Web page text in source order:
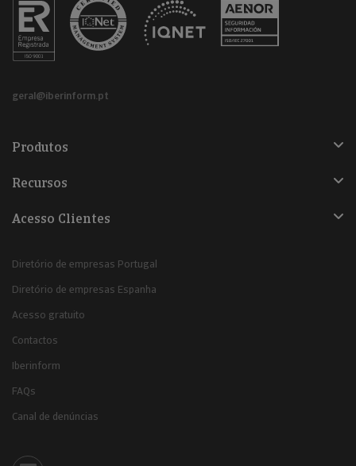
geral@iberinform.pt
Produtos
Recursos
Acesso Clientes
Diretório de empresas Portugal
Diretório de empresas Espanha
Acesso gratuito
Contactos
Iberinform
FAQs
Canal de denúncias